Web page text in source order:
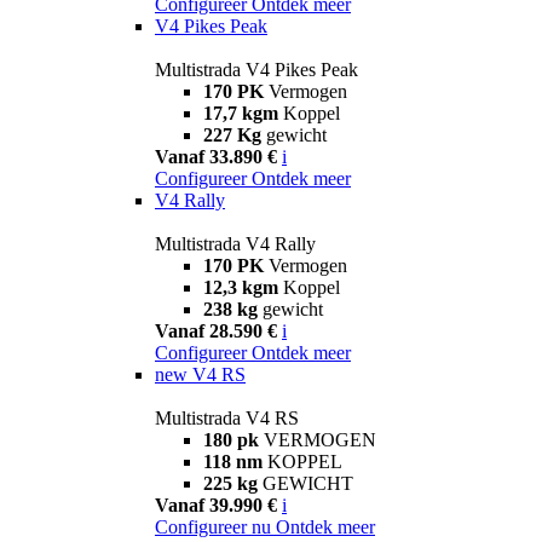
V4 Pikes Peak
Multistrada V4 Pikes Peak
170 PK Vermogen
17,7 kgm Koppel
227 Kg gewicht
Vanaf 33.890 € i
Configureer Ontdek meer
V4 Rally
Multistrada V4 Rally
170 PK Vermogen
12,3 kgm Koppel
238 kg gewicht
Vanaf 28.590 € i
Configureer Ontdek meer
new V4 RS
Multistrada V4 RS
180 pk VERMOGEN
118 nm KOPPEL
225 kg GEWICHT
Vanaf 39.990 € i
Configureer nu Ontdek meer